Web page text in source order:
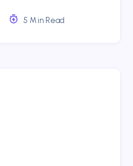
5 Min Read